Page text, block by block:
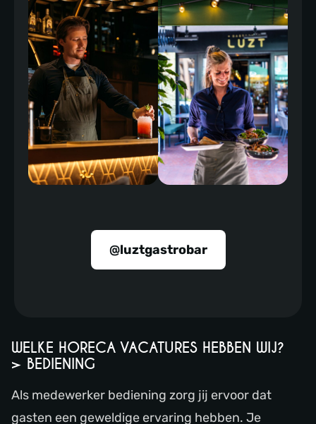
@luztgastrobar
WELKE HORECA VACATURES HEBBEN WIJ?
> BEDIENING
Als medewerker bediening zorg jij ervoor dat
gasten een geweldige ervaring hebben. Je